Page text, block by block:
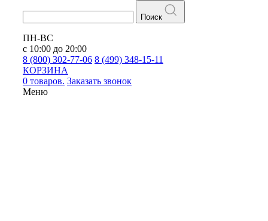
Поиск
ПН-ВС
с 10:00 до 20:00
8 (800) 302-77-06 8 (499) 348-15-11
КОРЗИНА
0 товаров. Заказать звонок
Меню